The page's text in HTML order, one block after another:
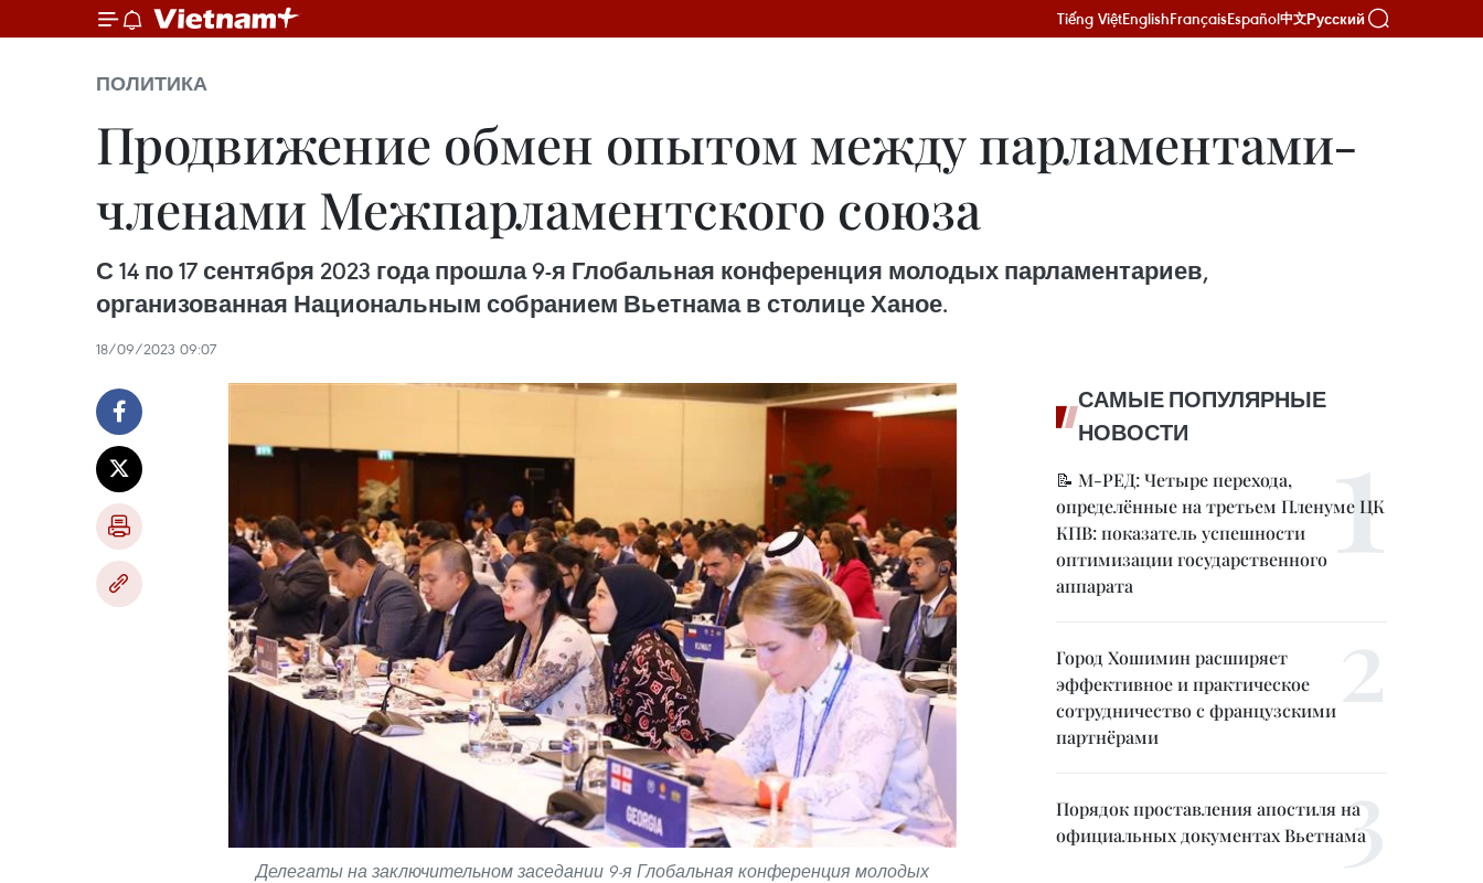
Tiếng ViệtEnglishFrançaisEspañol中文Русский
ПОЛИТИКА
Продвижение обмен опытом между парламентами-
членами Межпарламентского союза
С 14 по 17 сентября 2023 года прошла 9-я Глобальная конференция молодых парламентариев,
организованная Национальным собранием Вьетнама в столице Ханое.
18/09/2023 09:07
Делегаты на заключительном заседании 9-я Глобальная конференция молодых
САМЫЕ ПОПУЛЯРНЫЕ
НОВОСТИ
📝 М-РЕД: Четыре перехода,
определённые на третьем Пленуме ЦК
КПВ: показатель успешности
оптимизации государственного
аппарата
Город Хошимин расширяет
эффективное и практическое
сотрудничество с французскими
партнёрами
Порядок проставления апостиля на
официальных документах Вьетнама